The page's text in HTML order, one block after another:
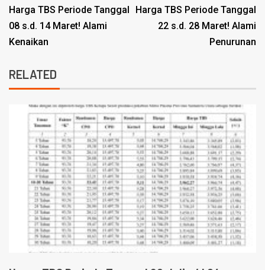
Harga TBS Periode Tanggal
08 s.d. 14 Maret! Alami
Kenaikan
Harga TBS Periode Tanggal
22 s.d. 28 Maret! Alami
Penurunan
RELATED